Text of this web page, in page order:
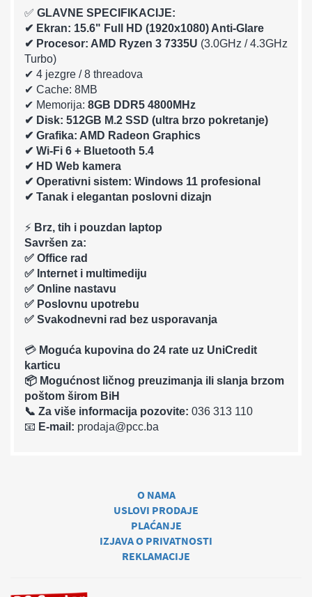
✅ GLAVNE SPECIFIKACIJE:
✔ Ekran: 15.6" Full HD (1920x1080) Anti-Glare
✔ Procesor: AMD Ryzen 3 7335U (3.0GHz / 4.3GHz
Turbo)
✔ 4 jezgre / 8 threadova
✔ Cache: 8MB
✔ Memorija: 8GB DDR5 4800MHz
✔ Disk: 512GB M.2 SSD (ultra brzo pokretanje)
✔ Grafika: AMD Radeon Graphics
✔ Wi-Fi 6 + Bluetooth 5.4
✔ HD Web kamera
✔ Operativni sistem: Windows 11 profesional
✔ Tanak i elegantan poslovni dizajn
⚡ Brz, tih i pouzdan laptop
Savršen za:
✅ Office rad
✅ Internet i multimediju
✅ Online nastavu
✅ Poslovnu upotrebu
✅ Svakodnevni rad bez usporavanja
💳 Moguća kupovina do 24 rate uz UniCredit
karticu
📦 Mogućnost ličnog preuzimanja ili slanja brzom
poštom širom BiH
📞 Za više informacija pozovite: 036 313 110
📧 E-mail: prodaja@pcc.ba
O NAMA
USLOVI PRODAJE
PLAĆANJE
IZJAVA O PRIVATNOSTI
REKLAMACIJE